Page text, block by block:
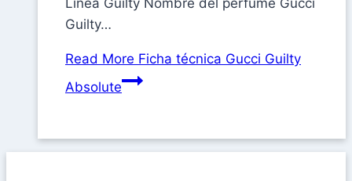
Línea Guilty Nombre del perfume Gucci
Guilty…
Read More Ficha técnica Gucci Guilty
Absolute